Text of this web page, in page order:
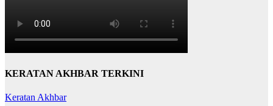
KERATAN AKHBAR TERKINI
Keratan Akhbar